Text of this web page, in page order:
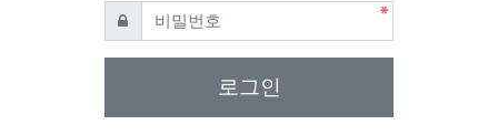
비밀번호필수
로그인